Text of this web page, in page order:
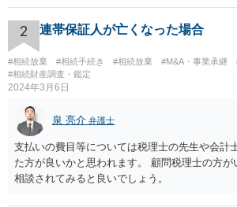
2 連帯保証人が亡くなった場合
#相続放棄 #相続手続き #相続放棄 #M&A・事業承継
#相続財産調査・鑑定
2024年3月6日
泉 亮介 弁護士
支払いの費目等については税理士の先生や会計
た方が良いかと思われます。 顧問税理士の方
相談されてみると良いでしょう。